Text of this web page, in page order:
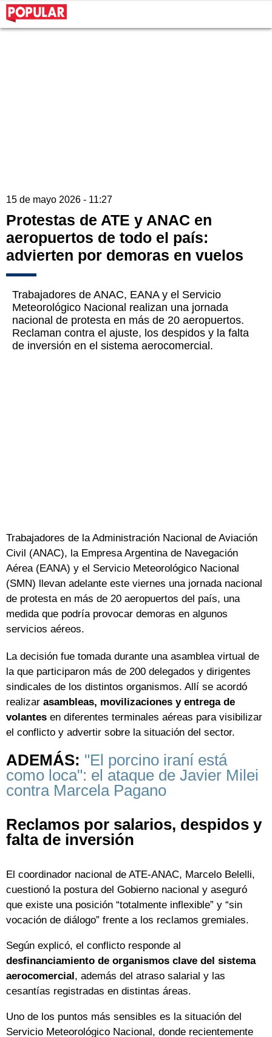
15 de mayo 2026 - 11:27
Protestas de ATE y ANAC en
aeropuertos de todo el país:
advierten por demoras en vuelos
Trabajadores de ANAC, EANA y el Servicio
Meteorológico Nacional realizan una jornada
nacional de protesta en más de 20 aeropuertos.
Reclaman contra el ajuste, los despidos y la falta
de inversión en el sistema aerocomercial.
Trabajadores de la Administración Nacional de Aviación
Civil (ANAC), la Empresa Argentina de Navegación
Aérea (EANA) y el Servicio Meteorológico Nacional
(SMN) llevan adelante este viernes una jornada nacional
de protesta en más de 20 aeropuertos del país, una
medida que podría provocar demoras en algunos
servicios aéreos.
La decisión fue tomada durante una asamblea virtual de
la que participaron más de 200 delegados y dirigentes
sindicales de los distintos organismos. Allí se acordó
realizar asambleas, movilizaciones y entrega de
volantes en diferentes terminales aéreas para visibilizar
el conflicto y advertir sobre la situación del sector.
ADEMÁS: "El porcino iraní está
como loca": el ataque de Javier Milei
contra Marcela Pagano
Reclamos por salarios, despidos y
falta de inversión
El coordinador nacional de ATE-ANAC, Marcelo Belelli,
cuestionó la postura del Gobierno nacional y aseguró
que existe una posición “totalmente inflexible” y “sin
vocación de diálogo” frente a los reclamos gremiales.
Según explicó, el conflicto responde al
desfinanciamiento de organismos clave del sistema
aerocomercial, además del atraso salarial y las
cesantías registradas en distintas áreas.
Uno de los puntos más sensibles es la situación del
Servicio Meteorológico Nacional, donde recientemente